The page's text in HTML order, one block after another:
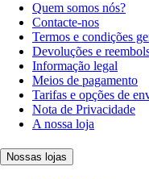
Quem somos nós?
Contacte-nos
Termos e condições
Devoluções e
Informação legal
Meios de pagamento
Tarifas e opções de
Nota de Privacidade
A nossa loja
Nossas lojas